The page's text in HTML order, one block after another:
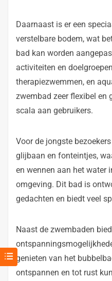
Daarnaast is er een
verstelbare bodem, wat
bad kan worden
activiteiten en
therapiezwemmen, en
zwembad zeer flexibel en
scala aan gebruikers.
Voor de jongste
glijbaan en fonteintjes,
en wennen aan het water
omgeving. Dit bad is
gedachten en biedt veel
Naast de zwembaden
genieten van het
ontspannen en tot rust